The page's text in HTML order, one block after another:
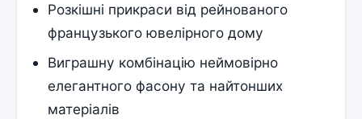
Розкішні прикраси від рейнованого
французького ювелірного дому
Виграшну комбінацію неймовірно
елегантного фасону та найтонших
матеріалів